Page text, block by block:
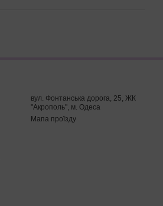
вул. Фонтанська дорога, 25, ЖК
"Акрополь", м. Одеса
Мапа проїзду